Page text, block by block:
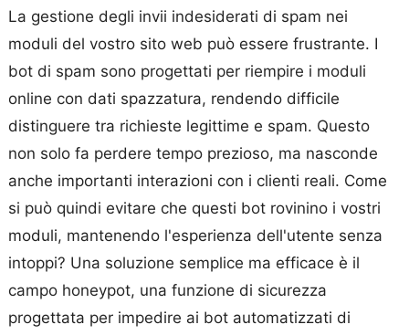
La gestione degli invii indesiderati di spam nei
moduli del vostro sito web può essere frustrante. I
bot di spam sono progettati per riempire i moduli
online con dati spazzatura, rendendo difficile
distinguere tra richieste legittime e spam. Questo
non solo fa perdere tempo prezioso, ma nasconde
anche importanti interazioni con i clienti reali. Come
si può quindi evitare che questi bot rovinino i vostri
moduli, mantenendo l'esperienza dell'utente senza
intoppi? Una soluzione semplice ma efficace è il
campo honeypot, una funzione di sicurezza
progettata per impedire ai bot automatizzati di